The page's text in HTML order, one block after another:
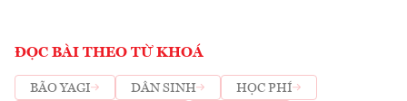
ĐỌC BÀI THEO TỪ KHOÁ
BÃO YAGI DÂN SINH
HỌC PHÍ